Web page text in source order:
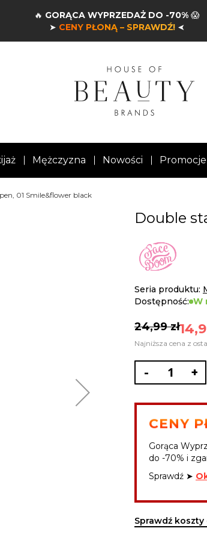
🔥 GORĄCA WYPRZEDAŻ DO -70%😱
➤ CENY PŁONĄ – SPRAWDŹ! ➤
Mężczyzna Nowości Promocje
01 Smile&flower black
Double
Seria produktu:
Dostępność: W
24,99 zł
Najniższa cena z
- +
CENY
Gorąca
do -70% i
Sprawdź ➤
Sprawdź